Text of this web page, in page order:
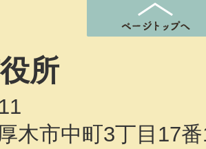
所
木市中町3丁目17